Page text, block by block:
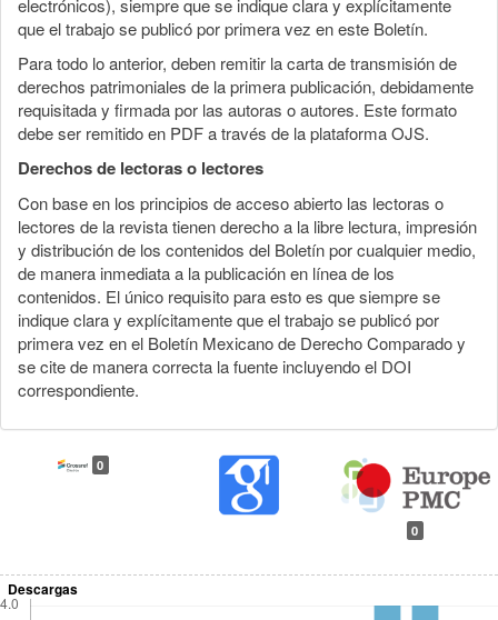
electrónicos), siempre que se indique clara y explícitamente
que el trabajo se publicó por primera vez en este Boletín.
Para todo lo anterior, deben remitir la carta de transmisión de
derechos patrimoniales de la primera publicación, debidamente
requisitada y firmada por las autoras o autores. Este formato
debe ser remitido en PDF a través de la plataforma OJS.
Derechos de lectoras o lectores
Con base en los principios de acceso abierto las lectoras o
lectores de la revista tienen derecho a la libre lectura, impresión
y distribución de los contenidos del Boletín por cualquier medio,
de manera inmediata a la publicación en línea de los
contenidos. El único requisito para esto es que siempre se
indique clara y explícitamente que el trabajo se publicó por
primera vez en el Boletín Mexicano de Derecho Comparado y
se cite de manera correcta la fuente incluyendo el DOI
correspondiente.
0
0
Descargas